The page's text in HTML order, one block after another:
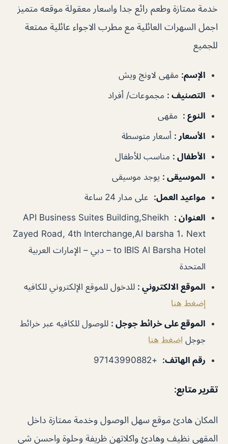
خدمة ممتازة وطعم رائع جدا واسعار معقولة موقعه متميز
اجمل السهرات العائلية مع مطرب الاجواء عائلية ممتعة
للجميع
الإسم: مقهى لاونج ويش
التصنيف : مجموعات/ أفراد
النوع : مقهى
الأسعار : أسعار متوسطة
الأطفال : مناسب للأطفال
الموسيقى : يوجد موسيقى
مواعيد العمل: على مدار 24 ساعة
العنوان :
API Business Suites Building,Sheikh
Zayed Road, 4th Interchange,Al barsha 1، Next
to IBIS Al Barsha Hotel – دبي – الإمارات العربية
المتحدة
الموقع الالكتروني : للدخول للموقع الإلكتروني للكافيه
إضغط هنا
الموقع على خرائط جوجل : للوصول للكافيه عبر خرائط
جوجل اضغط هنا
رقم الهاتف:
+97143990882
تقرير متابع:
المكان هادئ موقع سهل الوصول وخدمة ممتازة داخل
المقهى نظيف وهادئ واكلاتهن ظريفة وحلوة واحسن شي